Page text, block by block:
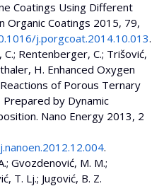
Coatings Using Different
Organic Coatings 2015, 79,
j.porgcoat.2014.10.013.
C.; Rentenberger, C.; Trišović,
H. Enhanced Oxygen
of Porous Ternary
Prepared by Dynamic
Nano Energy 2013, 2
.
Gvozdenović, M. M.;
T. Lj.; Jugović, B. Z.